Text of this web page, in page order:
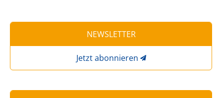
NEWSLETTER
Jetzt abonnieren